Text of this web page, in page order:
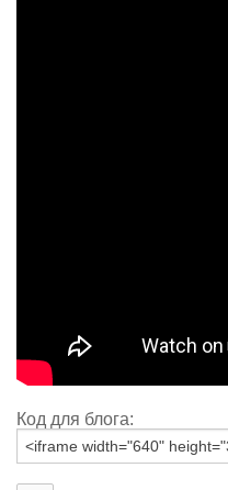
Код для блога: